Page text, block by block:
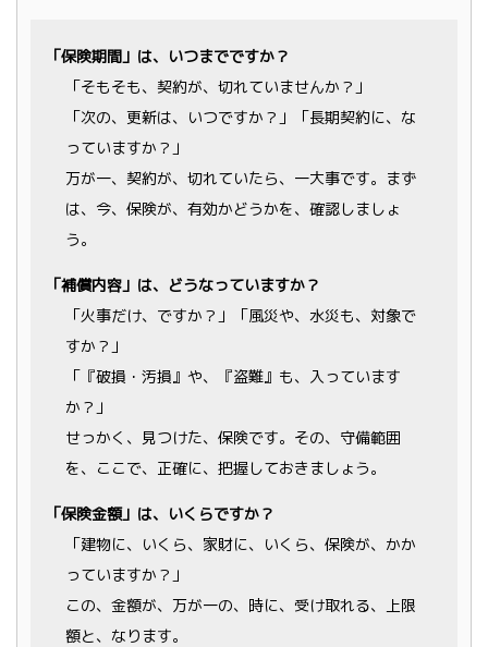
「保険期間」は、いつまでですか？
「そもそも、契約が、切れていませんか？」
「次の、更新は、いつですか？」「長期契約に、な
っていますか？」
万が一、契約が、切れていたら、一大事です。まず
は、今、保険が、有効かどうかを、確認しましょ
う。
「補償内容」は、どうなっていますか？
「火事だけ、ですか？」「風災や、水災も、対象で
すか？」
「『破損・汚損』や、『盗難』も、入っています
か？」
せっかく、見つけた、保険です。その、守備範囲
を、ここで、正確に、把握しておきましょう。
「保険金額」は、いくらですか？
「建物に、いくら、家財に、いくら、保険が、かか
っていますか？」
この、金額が、万が一の、時に、受け取れる、上限
額と、なります。